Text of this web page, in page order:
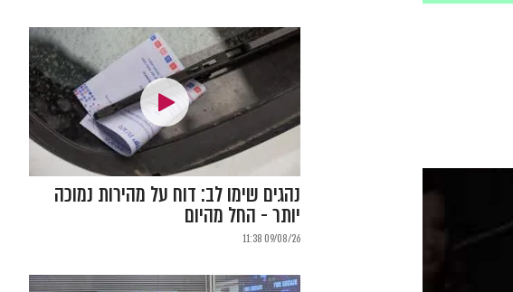
נהגים שימו לב: דוח על מהירות נמוכה
יותר - החל מהיום
09/08/26 11:38